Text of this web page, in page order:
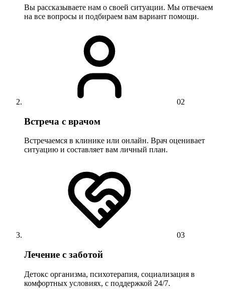
Вы рассказываете нам о своей ситуации. Мы отвечаем
на все вопросы и подбираем вам вариант помощи.
02
Встреча с врачом
Встречаемся в клинике или онлайн. Врач оценивает
ситуацию и составляет вам личный план.
03
Лечение с заботой
Детокс организма, психотерапия, социализация в
комфортных условиях, с поддержкой 24/7.